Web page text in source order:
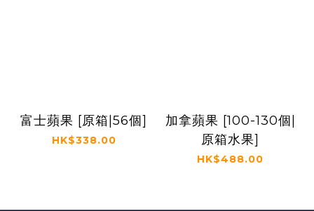
富士蘋果 [原箱|56個]
HK$338.00
加拿蘋果 [100-130個|
原箱水果]
HK$488.00